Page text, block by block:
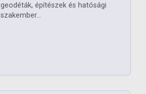
geodéták, építészek és hatósági
szakember...